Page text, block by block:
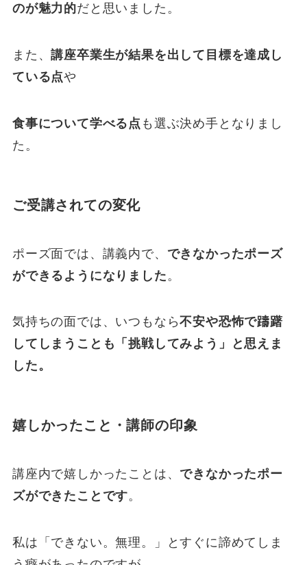
のが魅力的だと思いました。
また、講座卒業生が結果を出して目標を達成し
ている点や
食事について学べる点 も選ぶ決め手となりまし
た。
ご受講されての変化
ポーズ面では、講義内で、 できなかったポーズ
ができるようになりました。
気持ちの面では、いつもなら不安や恐怖で躊躇
してしまうことも「挑戦してみよう」と思えま
した。
嬉しかったこと・講師の印象
講座内で嬉しかったことは、 できなかったポー
ズができたことです。
私は「できない。無理。」とすぐに諦めてしま